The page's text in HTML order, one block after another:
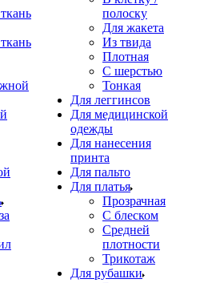
полоску
Для жакета
Из твида
Плотная
С шерстью
Тонкая
Для леггинсов
Для медицинской
одежды
Для нанесения
принта
Для пальто
Для платья
Прозрачная
С блеском
Средней
плотности
Трикотаж
Для рубашки